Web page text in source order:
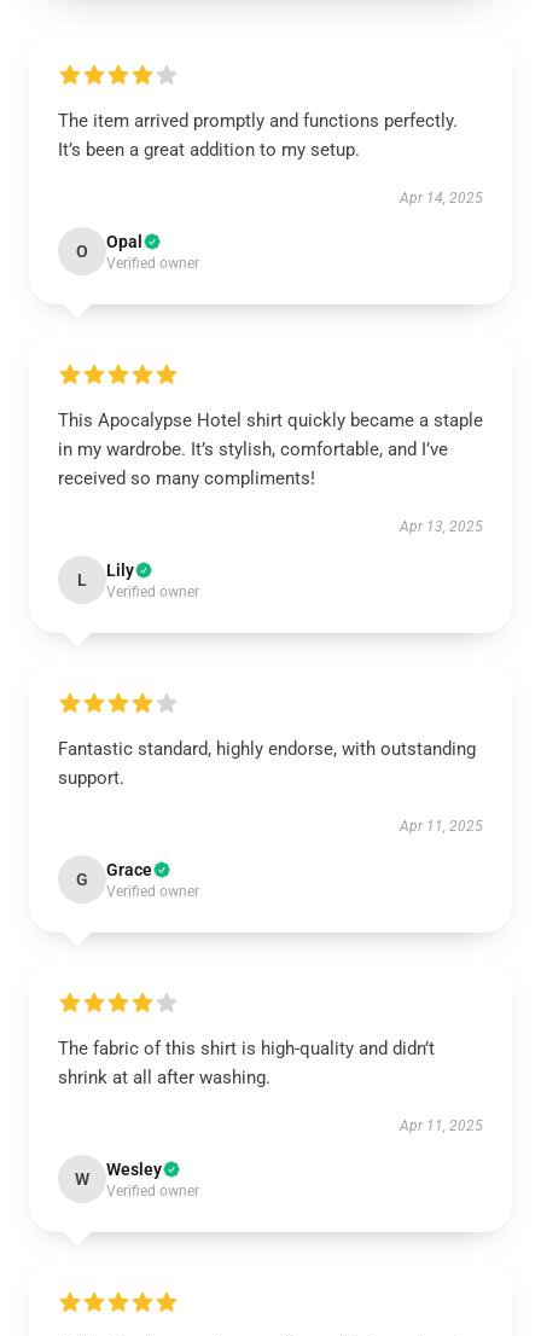
The item arrived promptly and functions perfectly.
It’s been a great addition to my setup.
Apr 14, 2025
O Opal
Verified owner
This Apocalypse Hotel shirt quickly became a staple
in my wardrobe. It’s stylish, comfortable, and I’ve
received so many compliments!
Apr 13, 2025
L Lily
Verified owner
Fantastic standard, highly endorse, with outstanding
support.
Apr 11, 2025
G Grace
Verified owner
The fabric of this shirt is high-quality and didn’t
shrink at all after washing.
Apr 11, 2025
W Wesley
Verified owner